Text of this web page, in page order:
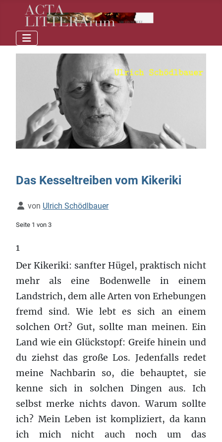
Das Kesseltreiben vom Kikeriki
Details
von Ulrich Schödlbauer
Seite 1 von 3
1
Der Kikeriki: sanfter Hügel, praktisch nicht
mehr als eine Bodenwelle in einem
Landstrich, dem alle Arten von Erhebungen
fremd sind. Wie lebt es sich an einem
solchen Ort? Gut, sollte man meinen. Ein
Land wie ein Glückstopf: Greife hinein und
du ziehst das große Los. Jedenfalls redet
meine Nachbarin so, die behauptet, sie
kenne sich in solchen Dingen aus. Ich
selbst merke nichts davon. Warum sollte
ich? Mein Leben ist kompliziert, da kann
ich mich nicht auch noch um das